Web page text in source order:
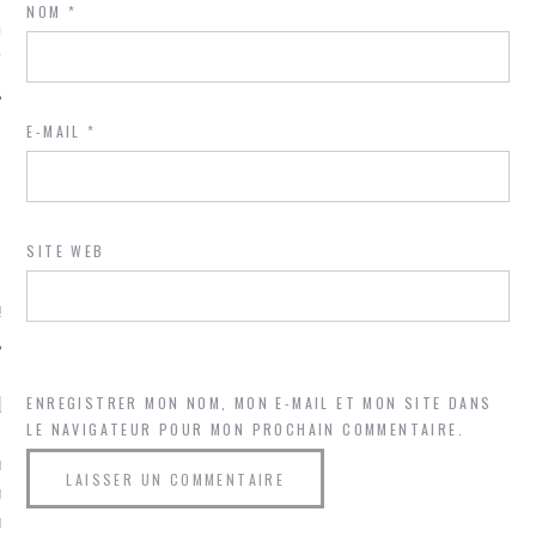
surla-femme-qui-
TWITTER
@Isa_Monrozier
ARCACHON
je t'aime, my little bassin
comment ? "
NOM*
E-MAIL*
SITE WEB
ENREGISTRER MON NOM, MON E-MAIL ET MON SITE DANS
LE NAVIGATEUR POUR MON PROCHAIN COMMENTAIRE.